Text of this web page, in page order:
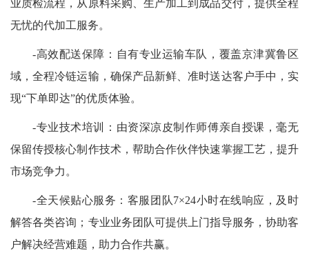
业质检流程，从原料采购、生产加工到成品交付，提供全程
无忧的代加工服务。
-高效配送保障：自有专业运输车队，覆盖京津冀鲁区
域，全程冷链运输，确保产品新鲜、准时送达客户手中，实
现“下单即达”的优质体验。
-专业技术培训：由资深凉皮制作师傅亲自授课，毫无
保留传授核心制作技术，帮助合作伙伴快速掌握工艺，提升
市场竞争力。
-全天候贴心服务：客服团队7×24小时在线响应，及时
解答各类咨询；专业业务团队可提供上门指导服务，协助客
户解决经营难题，助力合作共赢。